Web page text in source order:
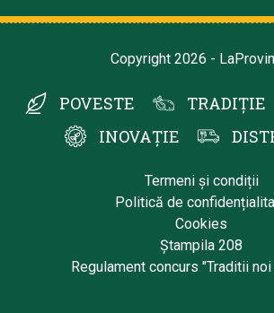
Copyright 2026 -
POVESTE TRADIȚIE
INOVAȚIE
Termeni și condiții
Politică de
Cookies
Ștampila 208
Regulament concurs "Traditii